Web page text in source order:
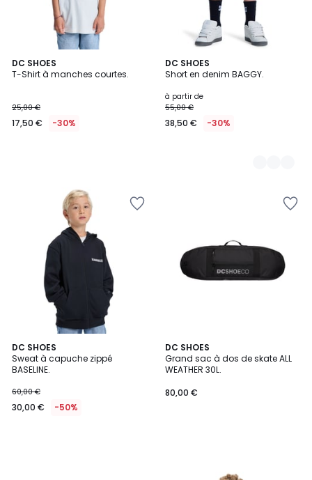
DC SHOES
T-Shirt à manches courtes.
25,00 €
17,50 € -30%
DC SHOES
Short en denim BAGGY.
à partir de
55,00 €
38,50 € -30%
2
Couleurs
DC SHOES
Sweat à capuche zippé
BASELINE.
60,00 €
30,00 € -50%
DC SHOES
Grand sac à dos de skate ALL
WEATHER 30L.
80,00 €